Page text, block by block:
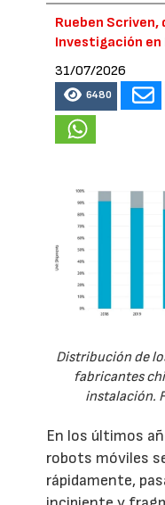
Rueben
Investigación en
31/07/2026
6480
Distribución de
fabricantes
instalación.
En los últimos
robots móviles
rápidamente,